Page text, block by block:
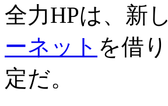
全力HPは、新
ーネット を借
定だ。